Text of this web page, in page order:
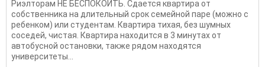
Риэлторам НЕ БЕСПОКОИТЬ. Сдается квартира от
собственника на длительный срок семейной паре (можно с
ребенком) или студентам. Квартира тихая, без шумных
соседей, чистая. Квартира находится в 3 минутах от
автобусной остановки, также рядом находятся
университеты...